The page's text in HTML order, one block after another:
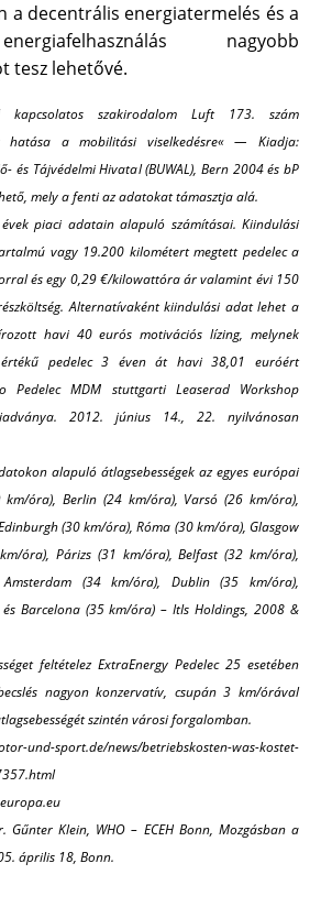
a decentrális energiatermelés és a
nagyobb
tesz lehetővé.
kapcsolatos szakirodalom Luft 173. szám
hatása a mobilitási viselkedésre« — Kiadja:
és Tájvédelmi Hivatal (BUWAL), Bern 2004 és bP
mely a fenti az adatokat támasztja alá.
piaci adatain alapuló számításai. Kiindulási
vagy 19.200 kilométert megtett pedelec a
és egy 0,29 €/kilowattóra ár valamint évi 150
Alternatívaként kiindulási adat lehet a
havi 40 eurós motivációs lízing, melynek
pedelec 3 éven át havi 38,01 euróért
Pedelec MDM stuttgarti Leaserad Workshop
2012. június 14., 22. nyilvánosan
alapuló átlagsebességek az egyes európai
óra), Berlin (24 km/óra), Varsó (26 km/óra),
(30 km/óra), Róma (30 km/óra), Glasgow
óra), Párizs (31 km/óra), Belfast (32 km/óra),
(34 km/óra), Dublin (35 km/óra),
Barcelona (35 km/óra) – ItIs Holdings, 2008 &
feltételez ExtraEnergy Pedelec 25 esetében
nagyon konzervatív, csupán 3 km/órával
szintén városi forgalomban.
und-sport.de/news/betriebskosten-was-kostet-
Gűnter Klein, WHO – ECEH Bonn, Mozgásban a
április 18, Bonn.